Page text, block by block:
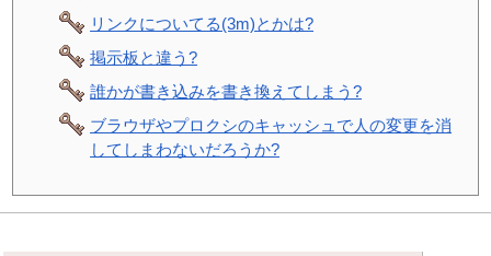
リンクについてる(3m)とかは?
掲示板と違う?
誰かが書き込みを書き換えてしまう?
ブラウザやプロクシのキャッシュで人の変更を消
してしまわないだろうか?